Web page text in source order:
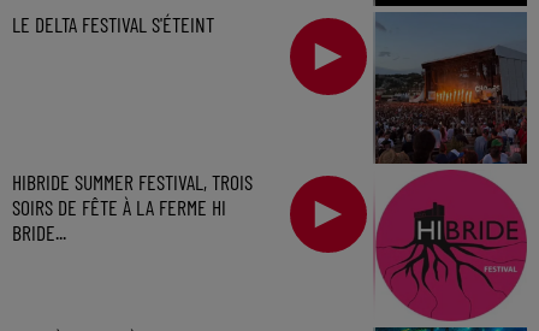
LE DELTA FESTIVAL S'ÉTEINT
HIBRIDE SUMMER FESTIVAL, TROIS
SOIRS DE FÊTE À LA FERME HI
BRIDE...